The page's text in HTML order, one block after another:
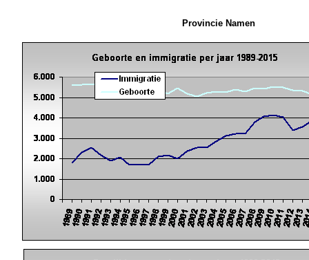
Provincie Namen